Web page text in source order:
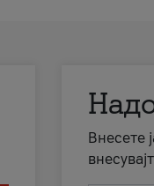
Внесете